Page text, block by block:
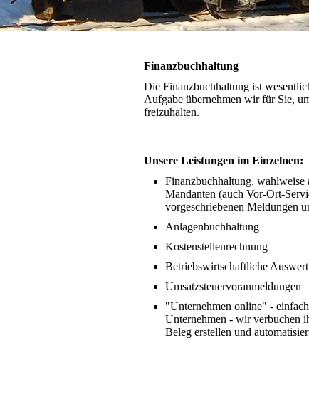
Finanzbuchhaltung
Die Finanzbuchhaltung ist
Aufgabe übernehmen wir für Sie,
freizuhalten.
Unsere Leistungen im Einzelnen:
Finanzbuchhaltung,
Mandanten (auch Vor-Ort-
vorgeschriebenen Meldungen
Anlagenbuchhaltung
Kostenstellenrechnung
Betriebswirtschaftliche
Umsatzsteuervoranmeldungen
"Unternehmen online" -
Unternehmen - wir verbuchen
Beleg erstellen und